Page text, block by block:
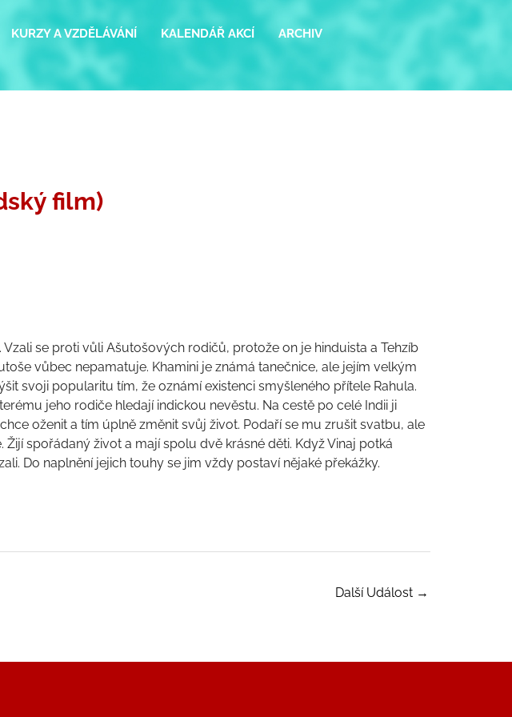
KURZY A VZDĚLÁVÁNÍ KALENDÁŘ AKCÍ ARCHIV
film)
se proti vůli Ašutošových rodičů, protože on je hinduista a Tehzíb
vůbec nepamatuje. Khamini je známá tanečnice, ale jejím velkým
svoji popularitu tím, že oznámí existenci smyšleného přítele Rahula.
jeho rodiče hledají indickou nevěstu. Na cestě po celé Indii ji
oženit a tím úplně změnit svůj život. Podaří se mu zrušit svatbu, ale
spořádaný život a mají spolu dvě krásné děti. Když Vinaj potká
Do naplnění jejich touhy se jim vždy postaví nějaké překážky.
Další Událost →